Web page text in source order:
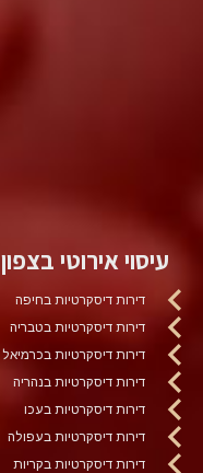
עיסוי אירוטי בצפון
דירות דיסקרטיות בחיפה
דירות דיסקרטיות בטבריה
דירות דיסקרטיות בכרמיאל
דירות דיסקרטיות בנהריה
דירות דיסקרטיות בעכו
דירות דיסקרטיות בעפולה
דירות דיסקרטיות בקריות